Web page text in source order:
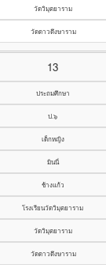
วัดวิมุตยาราม
วัดดาวดึงษาราม
13
ประถมศึกษา
ป.๖
เด็กหญิง
มินนี่
ช้างแก้ว
โรงเรียนวัดวิมุตยาราม
วัดวิมุตยาราม
วัดดาวดึงษาราม